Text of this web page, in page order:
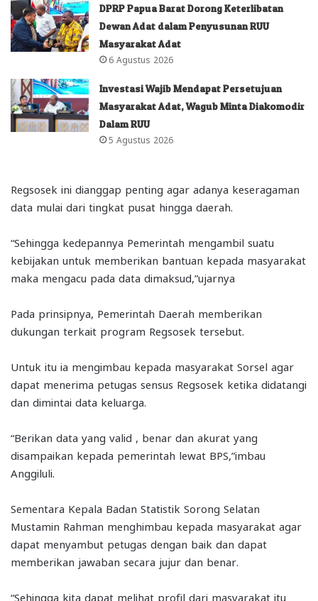
DPRP Papua Barat Dorong Keterlibatan
Dewan Adat dalam Penyusunan RUU
Masyarakat Adat
6 Agustus 2026
Investasi Wajib Mendapat Persetujuan
Masyarakat Adat, Wagub Minta Diakomodir
Dalam RUU
5 Agustus 2026
Regsosek ini dianggap penting agar adanya keseragaman
data mulai dari tingkat pusat hingga daerah.
“Sehingga kedepannya Pemerintah mengambil suatu
kebijakan untuk memberikan bantuan kepada masyarakat
maka mengacu pada data dimaksud,”ujarnya
Pada prinsipnya, Pemerintah Daerah memberikan
dukungan terkait program Regsosek tersebut.
Untuk itu ia mengimbau kepada masyarakat Sorsel agar
dapat menerima petugas sensus Regsosek ketika didatangi
dan dimintai data keluarga.
“Berikan data yang valid , benar dan akurat yang
disampaikan kepada pemerintah lewat BPS,”imbau
Anggiluli.
Sementara Kepala Badan Statistik Sorong Selatan
Mustamin Rahman menghimbau kepada masyarakat agar
dapat menyambut petugas dengan baik dan dapat
memberikan jawaban secara jujur dan benar.
“Sehingga kita dapat melihat profil dari masyarakat itu